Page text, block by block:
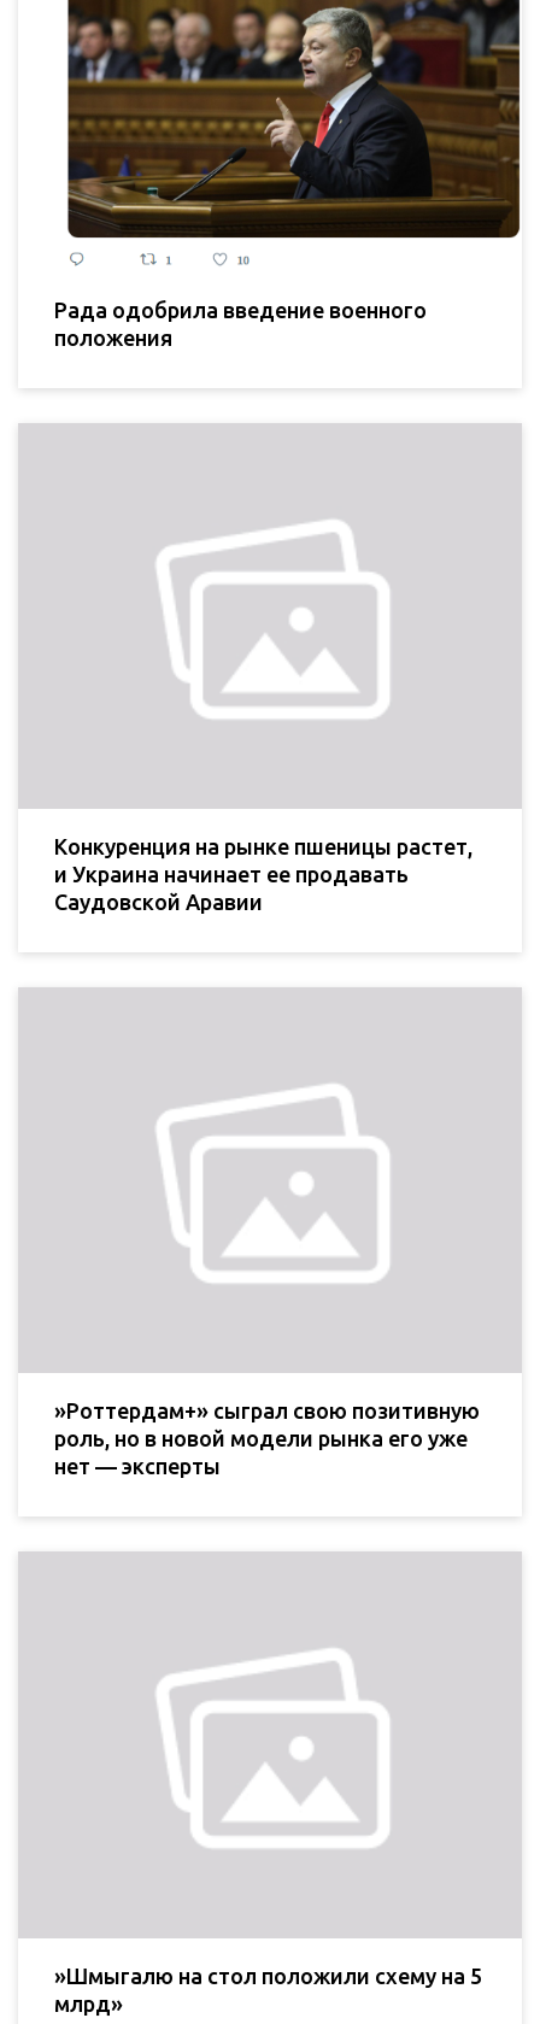
Рада одобрила введение военного
положения
Конкуренция на рынке пшеницы растет,
и Украина начинает ее продавать
Саудовской Аравии
»Роттердам+» сыграл свою позитивную
роль, но в новой модели рынка его уже
нет — эксперты
»Шмыгалю на стол положили схему на 5
млрд»